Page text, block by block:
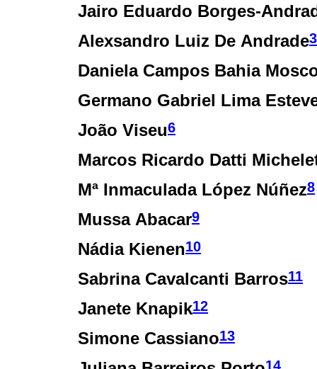
Jairo Eduardo Borges-
Alexsandro Luiz De Andrade3
Daniela Campos Bahia
Germano Gabriel Lima
João Viseu6
Marcos Ricardo Datti
Mª Inmaculada López Núñez8
Mussa Abacar9
Nádia Kienen10
Sabrina Cavalcanti Barros11
Janete Knapik12
Simone Cassiano13
14